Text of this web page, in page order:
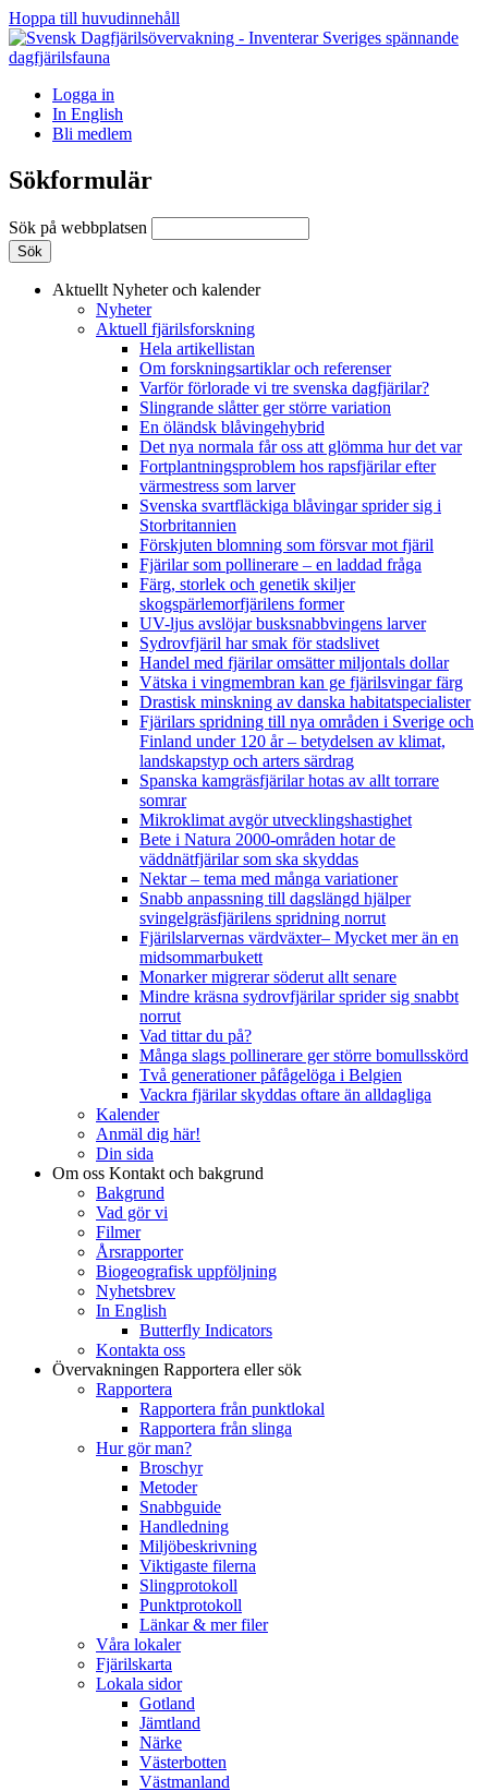
Hoppa till huvudinnehåll
Logga in
In English
Bli medlem
Sökformulär
Sök på webbplatsen
Aktuellt Nyheter och kalender
Nyheter
Aktuell fjärilsforskning
Hela artikellistan
Om forskningsartiklar och referenser
Varför förlorade vi tre svenska dagfjärilar?
Slingrande slåtter ger större variation
En öländsk blåvingehybrid
Det nya normala får oss att glömma hur det var
Fortplantningsproblem hos rapsfjärilar efter
värmestress som larver
Svenska svartfläckiga blåvingar sprider sig i
Storbritannien
Förskjuten blomning som försvar mot fjäril
Fjärilar som pollinerare – en laddad fråga
Färg, storlek och genetik skiljer
skogspärlemorfjärilens former
UV-ljus avslöjar busksnabbvingens larver
Sydrovfjäril har smak för stadslivet
Handel med fjärilar omsätter miljontals dollar
Vätska i vingmembran kan ge fjärilsvingar färg
Drastisk minskning av danska habitatspecialister
Fjärilars spridning till nya områden i Sverige och
Finland under 120 år– betydelsen av klimat,
landskapstyp och arters särdrag
Spanska kamgräsfjärilar hotas av allt torrare
somrar
Mikroklimat avgör utvecklingshastighet
Bete i Natura 2000-områden hotar de
väddnätfjärilar som ska skyddas
Nektar – tema med många variationer
Snabb anpassning till dagslängd hjälper
svingelgräsfjärilens spridning norrut
Fjärilslarvernas värdväxter– Mycket mer än en
midsommarbukett
Monarker migrerar söderut allt senare
Mindre kräsna sydrovfjärilar sprider sig snabbt
norrut
Vad tittar du på?
Många slags pollinerare ger större bomullsskörd
Två generationer påfågelöga i Belgien
Vackra fjärilar skyddas oftare än alldagliga
Kalender
Anmäl dig här!
Din sida
Om oss Kontakt och bakgrund
Bakgrund
Vad gör vi
Filmer
Årsrapporter
Biogeografisk uppföljning
Nyhetsbrev
In English
Butterfly Indicators
Kontakta oss
Övervakningen Rapportera eller sök
Rapportera
Rapportera från punktlokal
Rapportera från slinga
Hur gör man?
Broschyr
Metoder
Snabbguide
Handledning
Miljöbeskrivning
Viktigaste filerna
Slingprotokoll
Punktprotokoll
Länkar & mer filer
Våra lokaler
Fjärilskarta
Lokala sidor
Gotland
Jämtland
Närke
Västerbotten
Västmanland